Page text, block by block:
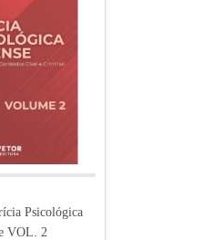
Psicológica
VOL. 2